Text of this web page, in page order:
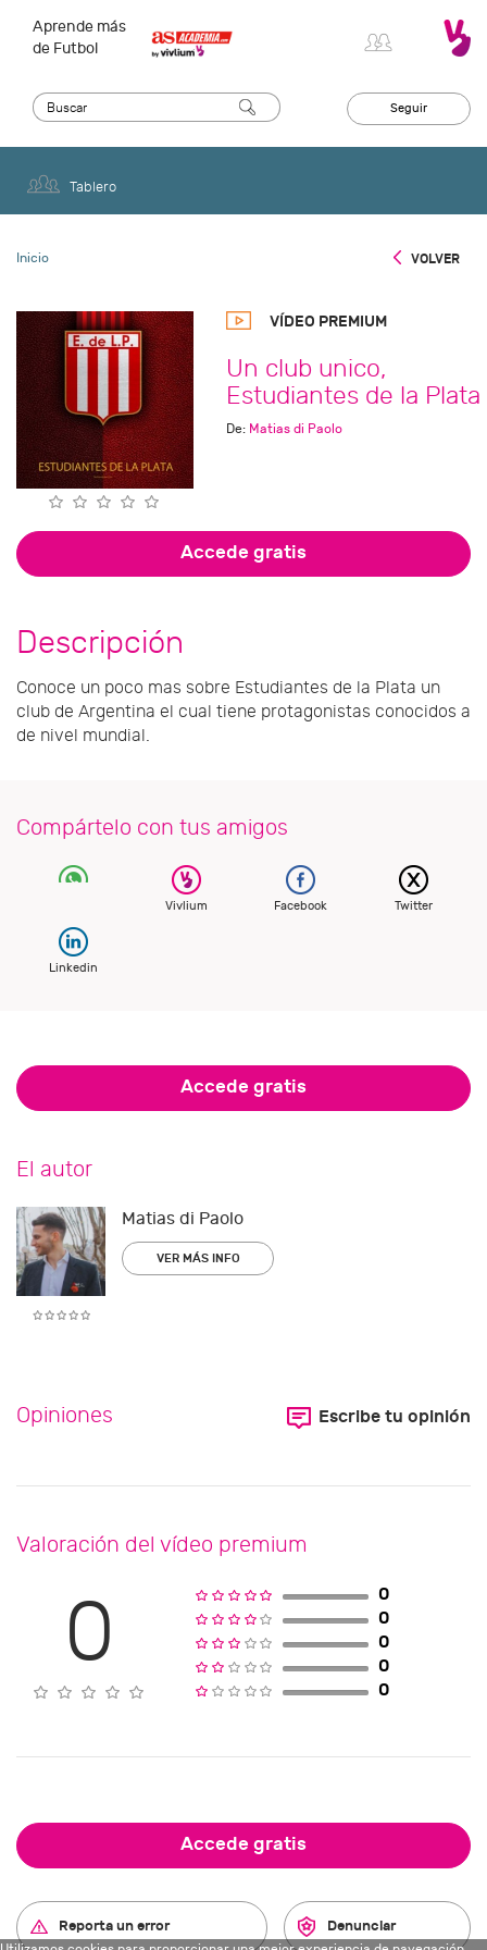
Aprende más
de Futbol
Seguir
Tablero
Inicio VOLVER
VÍDEO PREMIUM
Un club unico,
Estudiantes de la Plata
De: Matias di Paolo
Accede gratis
Descripción
Conoce un poco mas sobre Estudiantes de la Plata un
club de Argentina el cual tiene protagonistas conocidos a
de nivel mundial.
Compártelo con tus amigos
Vivlium Facebook Twitter
Linkedin
Accede gratis
El autor
Matias di Paolo
VER MÁS INFO
Opiniones Escribe tu opinión
Valoración del vídeo premium
0
0
0
0
0
0
Accede gratis
Reporta un error Denunciar